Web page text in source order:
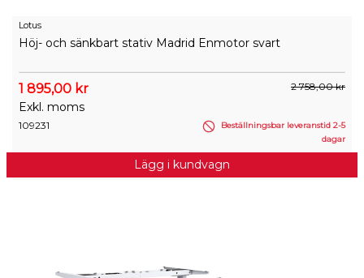
Lotus
Höj- och sänkbart stativ Madrid Enmotor svart
1 895,00 kr
Exkl. moms
2 758,00 kr
109231
Beställningsbar leveranstid 2-5
dagar
Lägg i kundvagn